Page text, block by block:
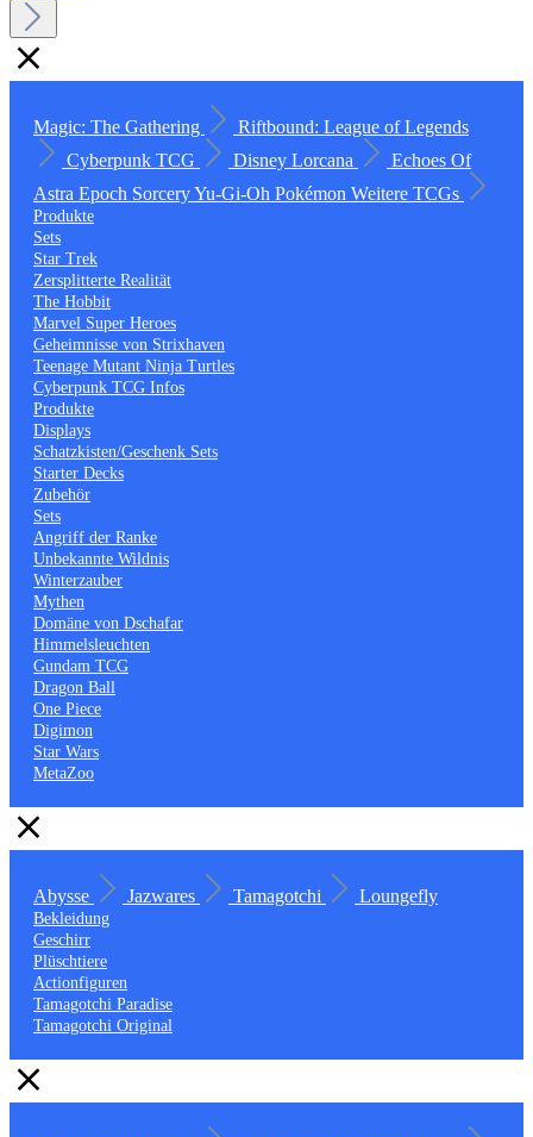
Magic: The Gathering
Riftbound: League of Legends
Cyberpunk TCG
Disney Lorcana
Echoes Of
Astra Epoch SorceryYu-Gi-Oh Pokémon Weitere TCGs
Produkte
Sets
Star Trek
Zersplitterte Realität
The Hobbit
Marvel Super Heroes
Geheimnisse von Strixhaven
Teenage Mutant Ninja Turtles
Cyberpunk TCG Infos
Produkte
Displays
Schatzkisten/Geschenk Sets
Starter Decks
Zubehör
Sets
Angriff der Ranke
Unbekannte Wildnis
Winterzauber
Mythen
Domäne von Dschafar
Himmelsleuchten
Gundam TCG
Dragon Ball
One Piece
Digimon
Star Wars
MetaZoo
Abysse Jazwares Tamagotchi Loungefly
Bekleidung
Geschirr
Plüschtiere
Actionfiguren
Tamagotchi Paradise
Tamagotchi Original